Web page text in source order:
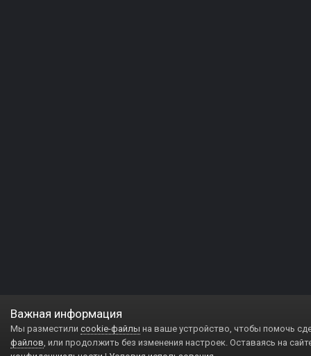
Важная информация
Мы разместили cookie-файлы на ваше устройство, чтобы помочь
файлов, или продолжить без изменения настроек. Оставаясь на